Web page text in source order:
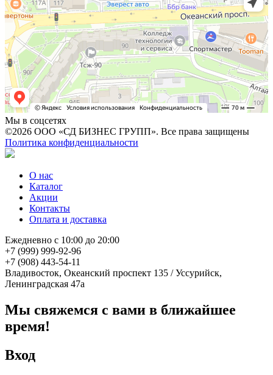
Мы в соцсетях
©2026 ООО «СД БИЗНЕС ГРУПП». Все права защищены
Политика конфиденциальности
О нас
Каталог
Акции
Контакты
Оплата и доставка
Ежедневно с 10:00 до 20:00
+7 (999) 999-92-96
+7 (908) 443-54-11
Владивосток, Океанский проспект 135 / Уссурийск,
Ленинградская 47а
Мы свяжемся с вами в ближайшее
время!
Вход